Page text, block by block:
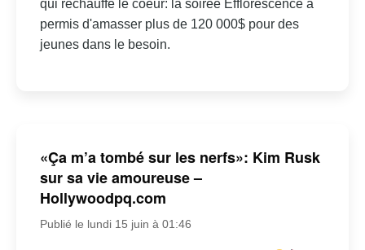
qui réchauffe le coeur: la soirée Efflorescence a
permis d'amasser plus de 120 000$ pour des
jeunes dans le besoin.
«Ça m’a tombé sur les nerfs»: Kim Rusk
sur sa vie amoureuse –
Hollywoodpq.com
Publié le lundi 15 juin à 01:46